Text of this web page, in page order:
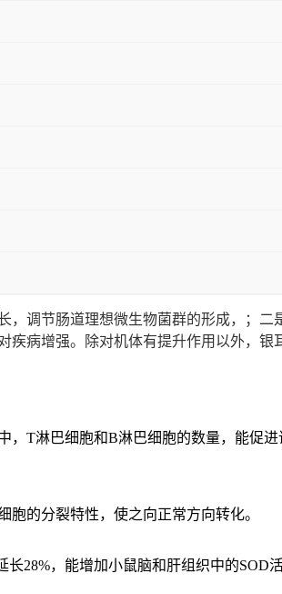
调节肠道理想微生物菌群的形成，；
病增强。除对机体有提升作用以外，银
T淋巴细胞和B淋巴细胞的数量，能促进
的分裂特性，使之向正常方向转化。
28%，能增加小鼠脑和肝组织中的SOD